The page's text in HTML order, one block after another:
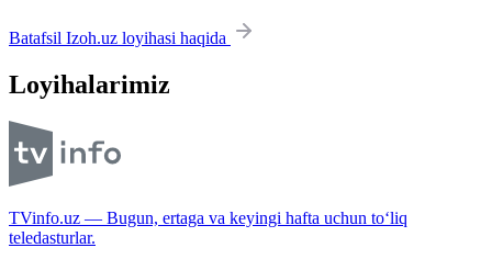
Batafsil Izoh.uz loyihasi haqida
Loyihalarimiz
TVinfo.uz — Bugun, ertaga va keyingi hafta uchun to‘liq
teledasturlar.